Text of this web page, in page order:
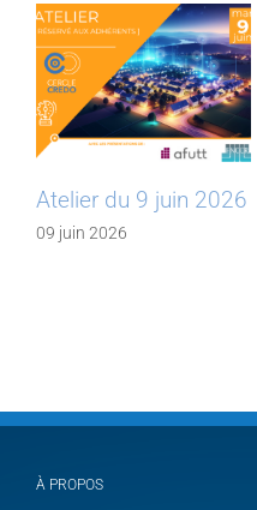
Atelier du 9 juin 2026
09 juin 2026
À PROPOS